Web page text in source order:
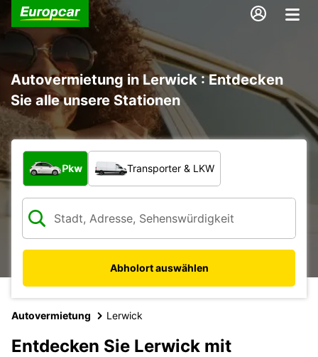
Autovermietung in Lerwick : Entdecken
Sie alle unsere Stationen
Welche Art von Fahrzeug?
Pkw Transporter & LKW
Abholort auswählen
Autovermietung Lerwick
Entdecken Sie Lerwick mit